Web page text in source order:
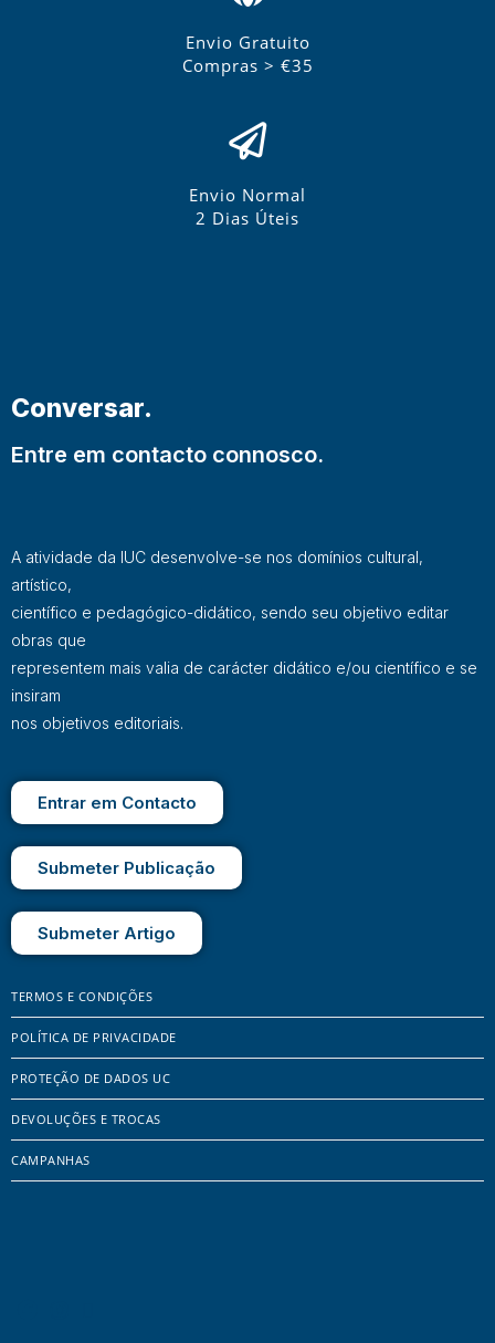
Envio Gratuito
Compras > €35
Envio Normal
2 Dias Úteis
Conversar.
Entre em contacto connosco.
A atividade da IUC desenvolve-se nos domínios cultural,
artístico,
científico e pedagógico-didático, sendo seu objetivo editar
obras que
representem mais valia de carácter didático e/ou científico e se
insiram
nos objetivos editoriais.
Entrar em Contacto
Submeter Publicação
Submeter Artigo
TERMOS E CONDIÇÕES
POLÍTICA DE PRIVACIDADE
PROTEÇÃO DE DADOS UC
DEVOLUÇÕES E TROCAS
CAMPANHAS